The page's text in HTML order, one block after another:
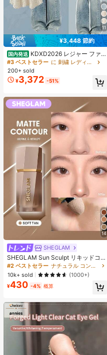
11
¥3,448 節約
国内発送 KDXD2026 レジャー ファッ
ション ロングサイズ 夏服 女性 ワイ
ルドスタイル ボア付きトップス ワイ
ルドスタイル ロングスカート 3点セ
ット UVカット 軽量 通気性 袖付き
ヒップカバー効果 通気性抜群 サイズ
豊富
#3 ベストセラー
に 刺繍 レディースコーデ
200+ sold
¥3,372 -51%
14
SHEGLAM
SHEGLAM Sun Sculpt リキッドコン
ター-Soft Tan ノーズシャドウ シェ
ーディング 女性と女の子のためのブ
ランドビューティーコスメメイクア
ップ
#2 ベストセラー
ナチュラル コントゥア＆ブロンザー
10k+ sold
(1000+)
¥430 -4% 概算